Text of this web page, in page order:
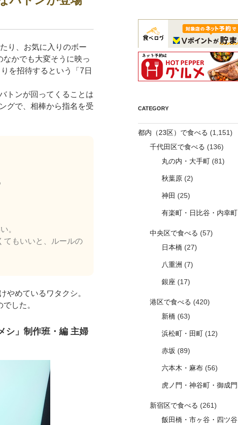
り、お気に入りのボー
かでも大変そうに映っ
を招待するという「7日
トンが回ってくることは
グで、相棒から指名を受
。
てもいいと、ルールの
やめているワタクシ。
した。
シ」制作班・編 主婦
CATEGORY
都内（23区）で食べる (1,151)
千代田区で食べる (136)
丸の内・大手町 (81)
秋葉原 (2)
神田 (25)
有楽町・日比谷・内幸町
中央区で食べる (57)
日本橋 (27)
八重洲 (7)
銀座 (17)
港区で食べる (420)
新橋 (63)
浜松町・田町 (12)
赤坂 (89)
六本木・麻布 (56)
虎ノ門・神谷町・御成門
新宿区で食べる (261)
飯田橋・市ヶ谷・四ツ谷